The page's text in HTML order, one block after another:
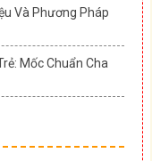
Và Phương Pháp
Mốc Chuẩn Cha